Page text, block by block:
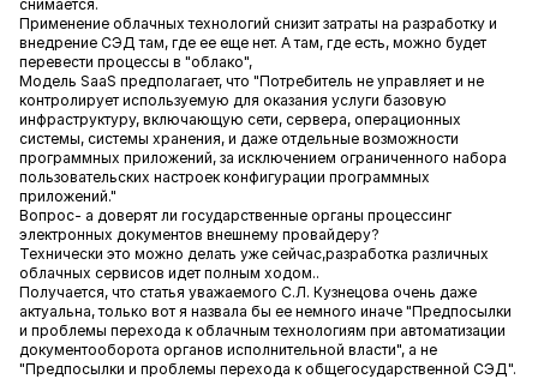
снимается.
Применение облачных технологий снизит затраты на разработку и
внедрение СЭД там, где ее еще нет. А там, где есть, можно будет
перевести процессы в "облако",
Модель SaaS предполагает, что "Потребитель не управляет и не
контролирует используемую для оказания услуги базовую
инфраструктуру, включающую сети, сервера, операционных
системы, системы хранения, и даже отдельные возможности
программных приложений, за исключением ограниченного набора
пользовательских настроек конфигурации программных
приложений."
Вопрос- а доверят ли государственные органы процессинг
электронных документов внешнему провайдеру?
Технически это можно делать уже сейчас,разработка различных
облачных сервисов идет полным ходом..
Получается, что статья уважаемого С.Л. Кузнецова очень даже
актуальна, только вот я назвала бы ее немного иначе "Предпосылки
и проблемы перехода к облачным технологиям при автоматизации
документооборота органов исполнительной власти", а не
"Предпосылки и проблемы перехода к общегосударственной СЭД".